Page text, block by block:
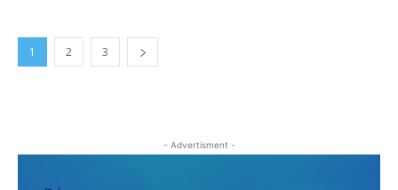
1 2 3
- Advertisment -